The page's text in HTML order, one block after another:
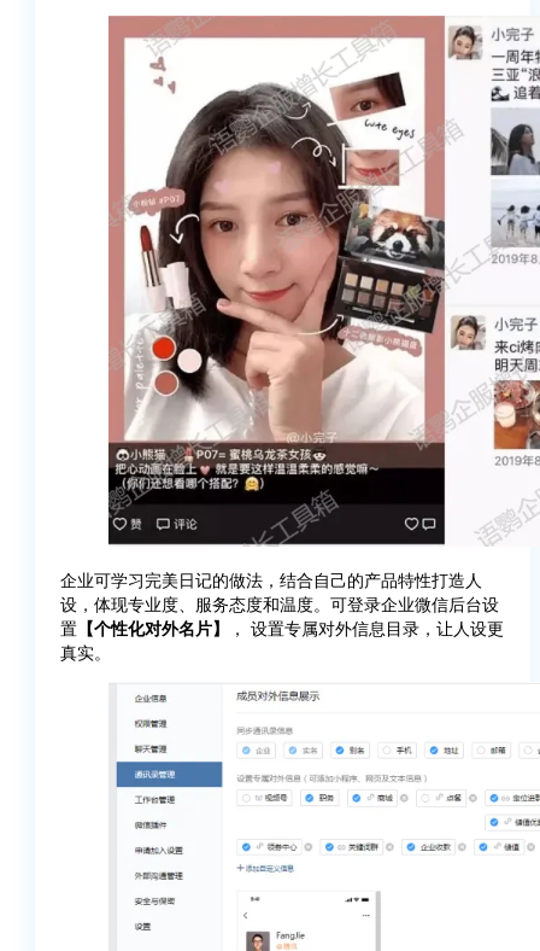
企业可学习完美日记的做法，结合自己的产品特性打造人
设，体现专业度、服务态度和温度。可登录企业微信后台设
置 【个性化对外名片】
， 设置专属对外信息目录，让人设更
真实。